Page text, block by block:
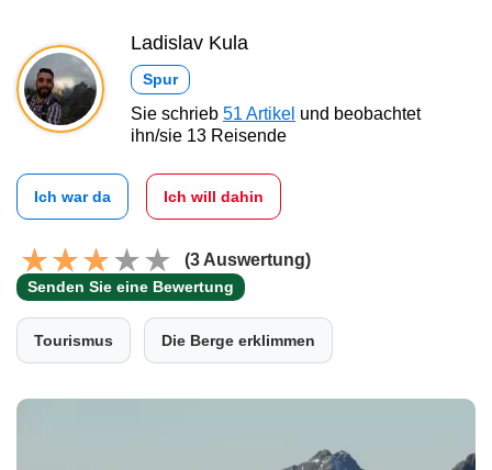
Ladislav Kula
Spur
Sie schrieb 51 Artikel und beobachtet
ihn/sie 13 Reisende
Ich war da Ich will dahin
(3 Auswertung)
Senden Sie eine Bewertung
Tourismus Die Berge erklimmen